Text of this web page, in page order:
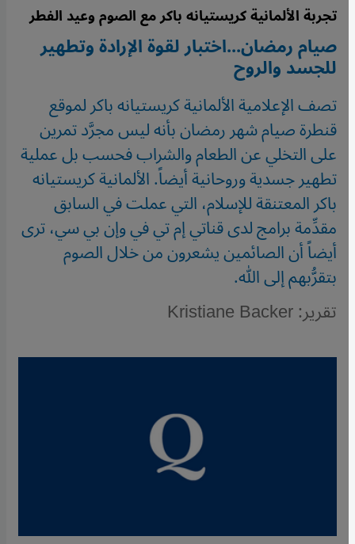
تجربة الألمانية كريستيانه باكر مع الصوم وعيد الفطر
صيام رمضان...اختبار لقوة الإرادة وتطهير
للجسد والروح
تصف الإعلامية الألمانية كريستيانه باكر لموقع
قنطرة صيام شهر رمضان بأنه ليس مجرَّد تمرين
على التخلي عن الطعام والشراب فحسب بل عملية
تطهير جسدية وروحانية أيضاً. الألمانية كريستيانه
باكر المعتنقة للإسلام، التي عملت في السابق
مقدِّمة برامج لدى قناتي إم تي في وإن بي سي، ترى
أيضاً أن الصائمين يشعرون من خلال الصوم
بتقرُّبهم إلى الله.
تقرير: Kristiane Backer